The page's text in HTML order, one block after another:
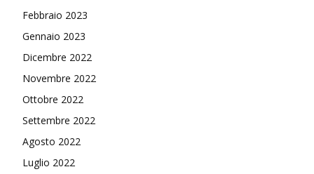
Febbraio 2023
Gennaio 2023
Dicembre 2022
Novembre 2022
Ottobre 2022
Settembre 2022
Agosto 2022
Luglio 2022